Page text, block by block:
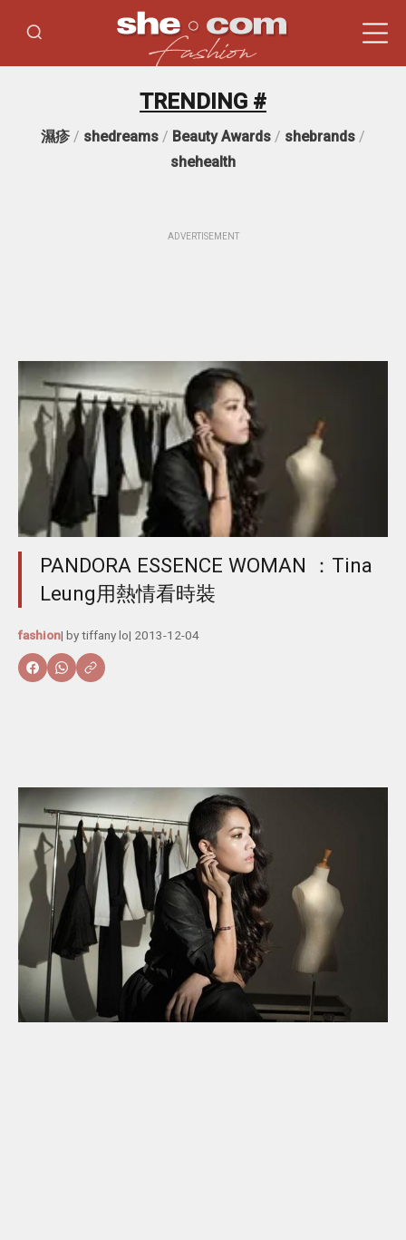
TRENDING #
濕疹 / shedreams / Beauty Awards / shebrands /
shehealth
ADVERTISEMENT
PANDORA ESSENCE WOMAN ：Tina
Leung用熱情看時裝
fashion| bytiffany lo| 2013-12-04